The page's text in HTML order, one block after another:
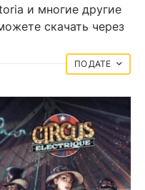
и многие другие
скачать через
ДАТЕ